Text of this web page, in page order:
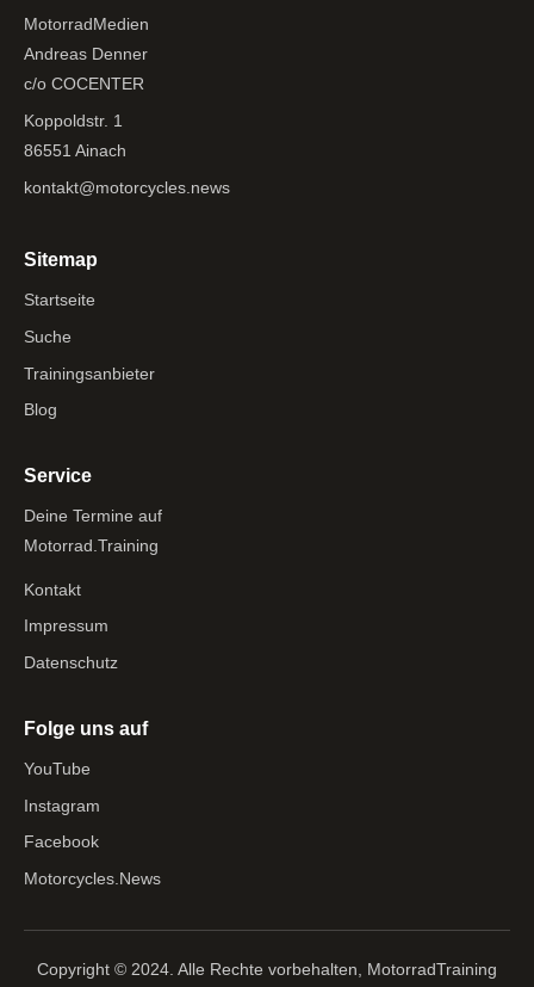
MotorradMedien
Andreas Denner
c/o COCENTER
Koppoldstr. 1
86551 Ainach
kontakt@motorcycles.news
Sitemap
Startseite
Suche
Trainingsanbieter
Blog
Service
Deine Termine auf
Motorrad.Training
Kontakt
Impressum
Datenschutz
Folge uns auf
YouTube
Instagram
Facebook
Motorcycles.News
Copyright © 2024. Alle Rechte vorbehalten, MotorradTraining